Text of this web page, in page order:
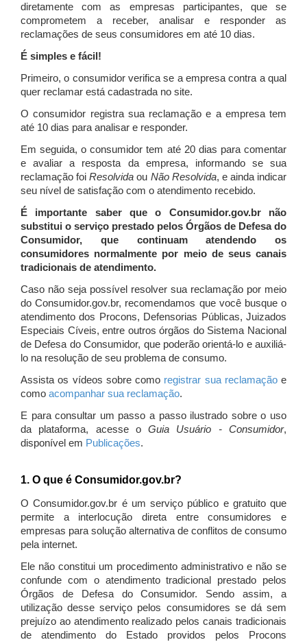
diretamente com as empresas participantes, que se
comprometem a receber, analisar e responder as
reclamações de seus consumidores em até 10 dias.
É simples e fácil!
Primeiro, o consumidor verifica se a empresa contra a qual
quer reclamar está cadastrada no site.
O consumidor registra sua reclamação e a empresa tem
até 10 dias para analisar e responder.
Em seguida, o consumidor tem até 20 dias para comentar
e avaliar a resposta da empresa, informando se sua
reclamação foiResolvida ou Não Resolvida, e ainda indicar
seu nível de satisfação com o atendimento recebido.
É importante saber que o Consumidor.gov.br não
substitui o serviço prestado pelos Órgãos de Defesa do
Consumidor, que continuam atendendo os
consumidores normalmente por meio de seus canais
tradicionais de atendimento.
Caso não seja possível resolver sua reclamação por meio
do Consumidor.gov.br, recomendamos que você busque o
atendimento dos Procons, Defensorias Públicas, Juizados
Especiais Cíveis, entre outros órgãos do Sistema Nacional
de Defesa do Consumidor, que poderão orientá-lo e auxiliá-
lo na resolução de seu problema de consumo.
Assista os vídeos sobre como registrar sua reclamaçãoe
como acompanhar sua reclamação.
E para consultar um passo a passo ilustrado sobre o uso
da plataforma, acesse oGuia Usuário - Consumidor,
disponível em Publicações.
1. O que é Consumidor.gov.br?
O Consumidor.gov.br é um serviço público e gratuito que
permite a interlocução direta entre consumidores e
empresas para solução alternativa de conflitos de consumo
pela internet.
Ele não constitui um procedimento administrativo e não se
confunde com o atendimento tradicional prestado pelos
Órgãos de Defesa do Consumidor. Sendo assim, a
utilização desse serviço pelos consumidores se dá sem
prejuízo ao atendimento realizado pelos canais tradicionais
de atendimento do Estado providos pelos Procons